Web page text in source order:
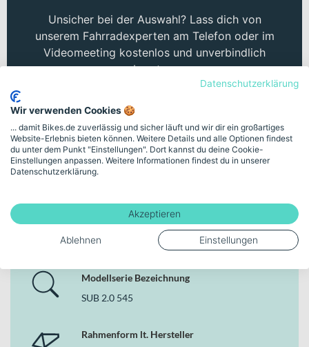
Unsicher bei der Auswahl? Lass dich von
unserem Fahrradexperten am Telefon oder im
Videomeeting kostenlos und unverbindlich
beraten.
Deine Bike-Features auf einen
Modellserie Bezeichnung
SUB 2.0 545
Rahmenform lt. Hersteller
Datenschutzerklärung
Wir verwenden Cookies 🍪
... damit Bikes.de zuverlässig und sicher läuft und wir dir ein großartiges
Website-Erlebnis bieten können. Weitere Details und alle Optionen findest
du unter dem Punkt "Einstellungen". Dort kannst du deine Cookie-
Einstellungen anpassen. Weitere Informationen findest du in unserer
Datenschutzerklärung.
Akzeptieren
Ablehnen Einstellungen